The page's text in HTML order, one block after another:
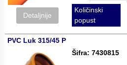
Detaljnije
Količinski
popust
PVC Luk 315/45 P
Šifra: 7430815